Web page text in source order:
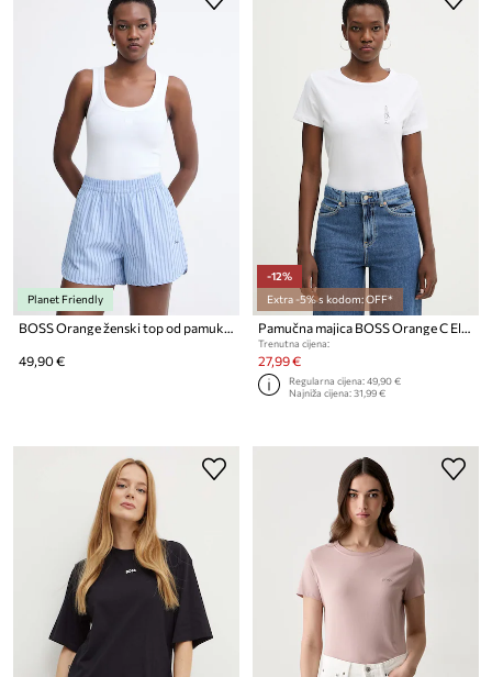
Planet Friendly
BOSS Orange ženski top od pamuka s elastanom C_Ematite
49,90 €
-12%
Extra -5% s kodom: OFF*
Pamučna majica BOSS Orange C Elove 1 C Elove 1
Trenutna cijena:
27,99 €
Regularna cijena:49,90 €
Najniža cijena:31,99 €